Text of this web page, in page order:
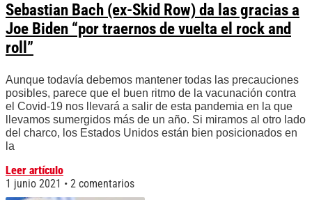
Sebastian Bach (ex-Skid Row) da las gracias a
Joe Biden “por traernos de vuelta el rock and
roll”
Aunque todavía debemos mantener todas las precauciones
posibles, parece que el buen ritmo de la vacunación contra
el Covid-19 nos llevará a salir de esta pandemia en la que
llevamos sumergidos más de un año. Si miramos al otro lado
del charco, los Estados Unidos están bien posicionados en
la
Leer artículo
1 junio 2021
2 comentarios